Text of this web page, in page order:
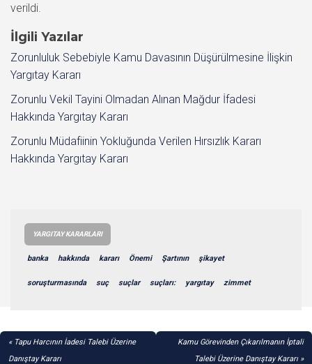
verildi.
İlgili Yazılar
Zorunluluk Sebebiyle Kamu Davasının Düşürülmesine İlişkin
Yargıtay Kararı
Zorunlu Vekil Tayini Olmadan Alınan Mağdur İfadesi
Hakkında Yargıtay Kararı
Zorunlu Müdafiinin Yokluğunda Verilen Hırsızlık Kararı
Hakkında Yargıtay Kararı
YARGITAY KARARLARI
banka hakkında kararı Önemi Şartının şikayet
soruşturmasında suç suçlar suçları: yargıtay zimmet
YAZI
Tapu Harcının İadesi Talebi Üzerine
Danıştay Kararı
Kamu Görevinden Çıkarılmanın İptali
Talebi Üzerine Danıştay Kararı